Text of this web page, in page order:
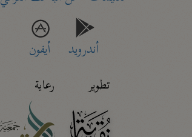
أندرويد
أيفون
تطوير
رعاية